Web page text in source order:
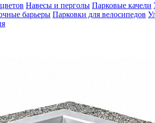
Навесы и перголы Парковые качели
барьеры Парковки для велосипедов